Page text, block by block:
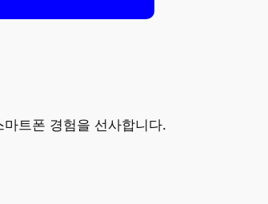
트폰 경험을 선사합니다.